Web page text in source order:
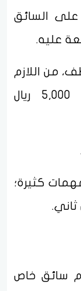
السائق
عليه.
من اللازم
عدم نزول راتبه الشهري عن 5,000 ريال
كثيرة؛
سائق خاص